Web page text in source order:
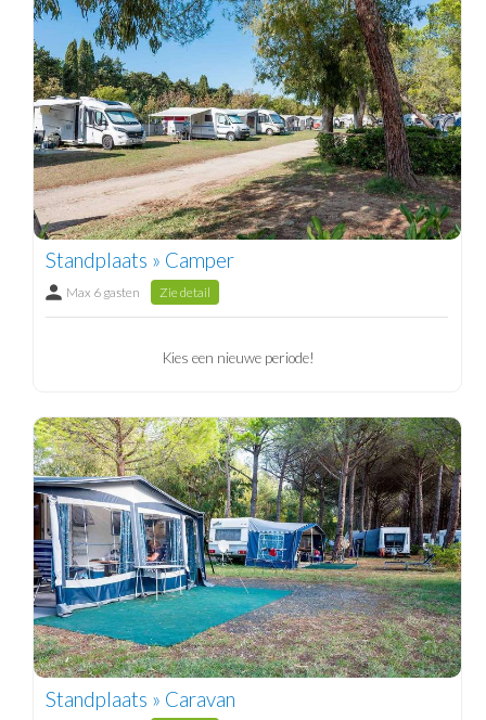
Standplaats » Camper
Max 6 gasten Zie detail
Kies een nieuwe periode!
Standplaats » Caravan